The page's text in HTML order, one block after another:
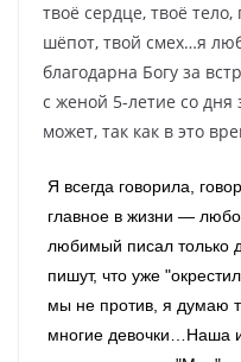
твоё сердце, твоё тело,
шёпот, твой смех…я
благодарна Богу за
с женой 5-летие со дня
может, так как в это
Я всегда говорила,
главное в жизни —
любимый писал только
пишут, что уже
мы не против, я думаю
многие девочки…Наша